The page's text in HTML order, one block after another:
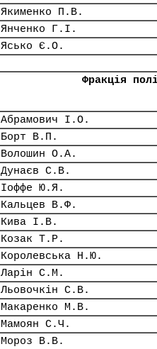
Якименко П.В.
Янченко Г.І.
Ясько Є.О.
Фракція
Абрамович І.О.
Борт В.П.
Волошин О.А.
Дунаєв С.В.
Іоффе Ю.Я.
Кальцев В.Ф.
Кива І.В.
Козак Т.Р.
Королевська Н.Ю.
Ларін С.М.
Льовочкін С.В.
Макаренко М.В.
Мамоян С.Ч.
Мороз В.В.